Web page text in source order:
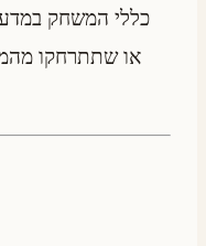
כללי המשחק
או שתתרחקו